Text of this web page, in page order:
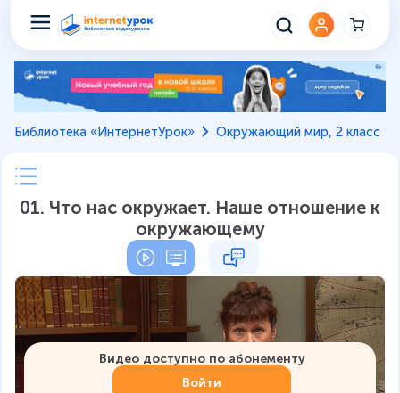
Библиотека «ИнтернетУрок» Окружающий мир, 2 класс
01. Что нас окружает. Наше отношение к
окружающему
Видео доступно по абонементу
Войти